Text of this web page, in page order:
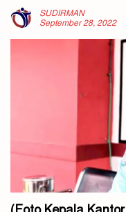
SUDIRMAN
September 28, 2022